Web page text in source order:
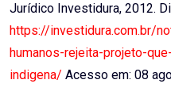
Jurídico Investidura, 2012.
https://investidura.com.br/
humanos-rejeita-projeto-
indigena/ Acesso em: 08